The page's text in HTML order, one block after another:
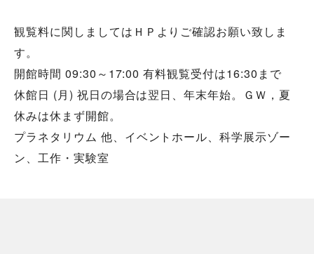
観覧料に関しましてはＨＰよりご確認お願い致しま
す。
開館時間 09:30～17:00 有料観覧受付は16:30まで
休館日 (月) 祝日の場合は翌日、年末年始。ＧＷ，夏
休みは休まず開館。
プラネタリウム 他、イベントホール、科学展示ゾー
ン、工作・実験室